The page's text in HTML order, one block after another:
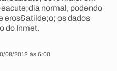
normal, podendo
eros&atilde;o; os dados
do Inmet.
08/2012 às 6:00